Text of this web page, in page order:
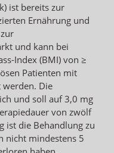
ist bereits zur
Ernährung und
und kann bei
Index (BMI) von ≥
Patienten mit
werden. Die
und soll auf 3,0 mg
von zwölf
ist die Behandlung zu
nicht mindestens 5